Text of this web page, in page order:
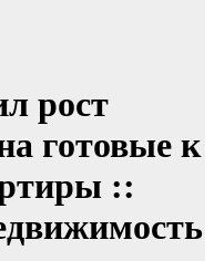
рост
готовые к
::